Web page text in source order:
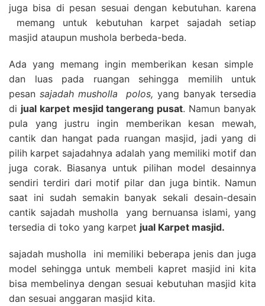
juga bisa di pesan sesuai dengan kebutuhan. karena
memang untuk kebutuhan karpet sajadah setiap
masjid ataupun mushola berbeda-beda.
Ada yang memang ingin memberikan kesan simple
dan luas pada ruangan sehingga memilih untuk
pesan sajadah musholla polos, yang banyak tersedia
di jual karpet mesjid tangerang pusat. Namun banyak
pula yang justru ingin memberikan kesan mewah,
cantik dan hangat pada ruangan masjid, jadi yang di
pilih karpet sajadahnya adalah yang memiliki motif dan
juga corak. Biasanya untuk pilihan model desainnya
sendiri terdiri dari motif pilar dan juga bintik. Namun
saat ini sudah semakin banyak sekali desain-desain
cantik sajadah musholla yang bernuansa islami, yang
tersedia di toko yang karpet jual Karpet masjid.
sajadah musholla ini memiliki beberapa jenis dan juga
model sehingga untuk membeli kapret masjid ini kita
bisa membelinya dengan sesuai kebutuhan masjid kita
dan sesuai anggaran masjid kita.